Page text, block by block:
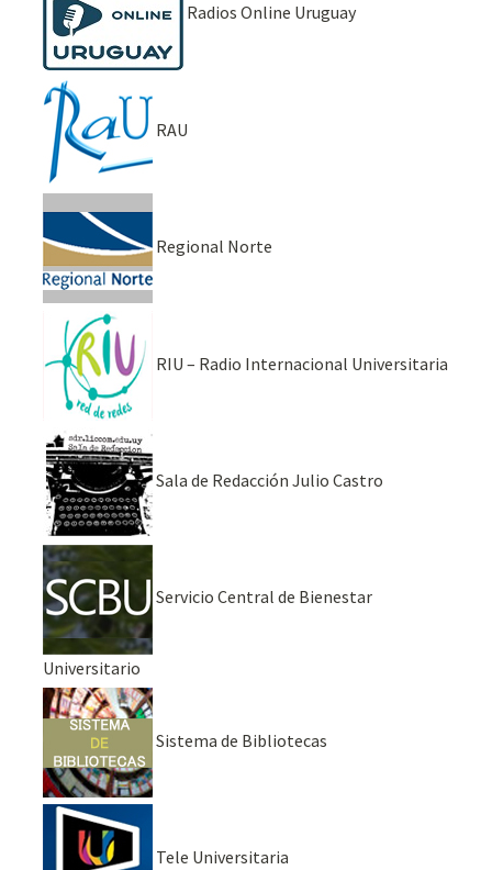
Radios Online Uruguay
RAU
Regional Norte
RIU – Radio Internacional Universitaria
Sala de Redacción Julio Castro
Servicio Central de Bienestar
Universitario
Sistema de Bibliotecas
Tele Universitaria